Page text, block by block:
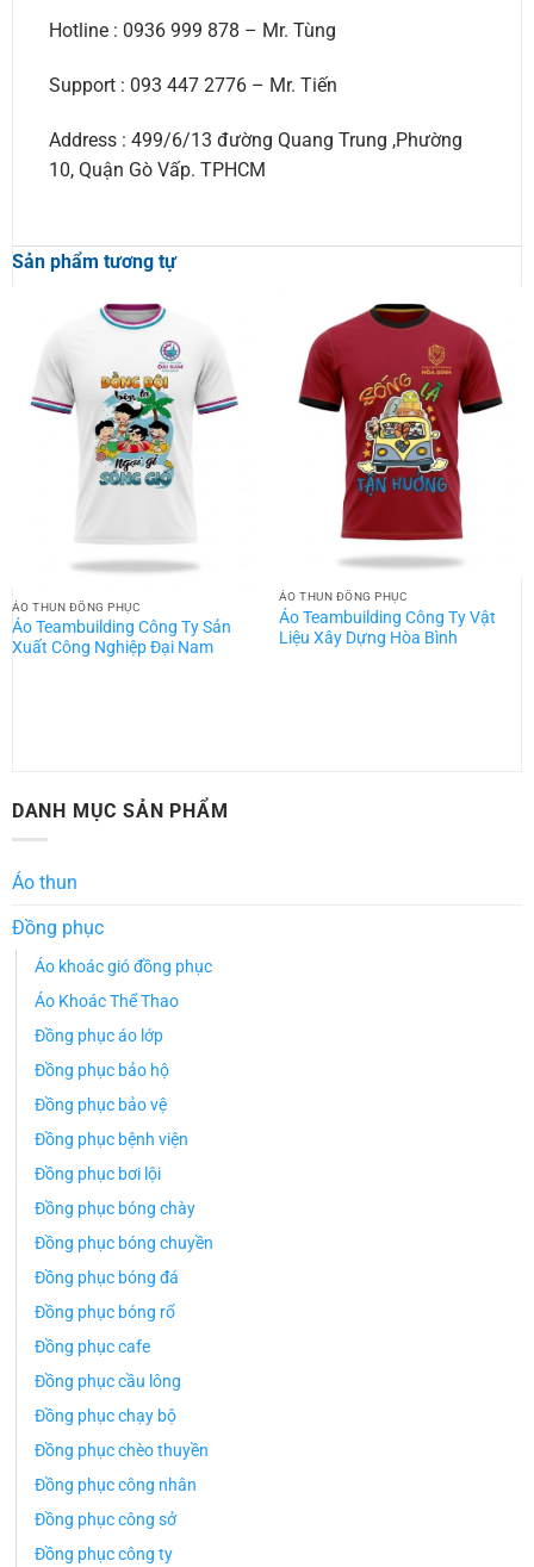
Hotline : 0936 999 878 – Mr. Tùng
Support : 093 447 2776 – Mr. Tiến
Address : 499/6/13 đường Quang Trung ,Phường
10, Quận Gò Vấp. TPHCM
Sản phẩm tương tự
ÁO THUN ĐỒNG PHỤC
Áo Teambuilding Công Ty Sản
Xuất Công Nghiệp Đại Nam
ÁO THUN ĐỒNG PHỤC
Áo Teambuilding Công Ty Vật
Liệu Xây Dựng Hòa Bình
DANH MỤC SẢN PHẨM
Áo thun
Đồng phục
Áo khoác gió đồng phục
Áo Khoác Thể Thao
Đồng phục áo lớp
Đồng phục bảo hộ
Đồng phục bảo vệ
Đồng phục bệnh viện
Đồng phục bơi lội
Đồng phục bóng chày
Đồng phục bóng chuyền
Đồng phục bóng đá
Đồng phục bóng rổ
Đồng phục cafe
Đồng phục cầu lông
Đồng phục chạy bộ
Đồng phục chèo thuyền
Đồng phục công nhân
Đồng phục công sở
Đồng phục công ty